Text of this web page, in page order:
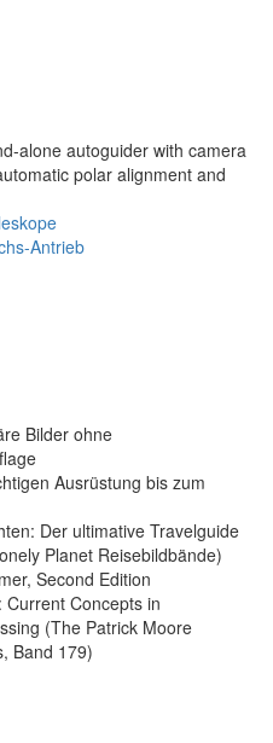
alone autoguider with camera
polar alignment and
Antrieb
Bilder ohne
Ausrüstung bis zum
Der ultimative Travelguide
Planet Reisebildbände)
Second Edition
Concepts in
(The Patrick Moore
Band 179)